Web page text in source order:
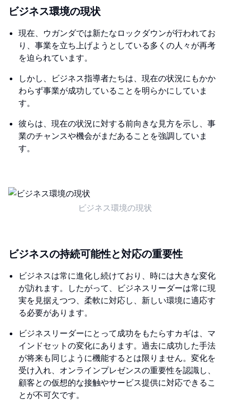
ビジネス環境の現状
現在、ウガンダでは新たなロックダウンが行われてお
り、事業を立ち上げようとしている多くの人々が再考
を迫られています。
しかし、ビジネス指導者たちは、現在の状況にもかか
わらず事業が成功していることを明らかにしていま
す。
彼らは、現在の状況に対する前向きな見方を示し、事
業のチャンスや機会がまだあることを強調していま
す。
ビジネス環境の現状
ビジネスの持続可能性と対応の重要性
​​ビジネスは常に進化し続けており、時には大きな変化
が訪れます。したがって、ビジネスリーダーは常に現
実を見据えつつ、柔軟に対応し、新しい環境に適応す
る必要があります。
ビジネスリーダーにとって成功をもたらすカギは、マ
インドセットの変化にあります。過去に成功した手法
が将来も同じように機能するとは限りません。変化を
受け入れ、オンラインプレゼンスの重要性を認識し、
顧客との仮想的な接触やサービス提供に対応できるこ
とが不可欠です。